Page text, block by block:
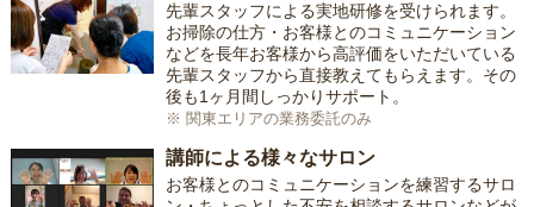
先輩スタッフによる実地研修を受けられます。
お掃除の仕方・お客様とのコミュニケーション
などを長年お客様から高評価をいただいている
先輩スタッフから直接教えてもらえます。その
後も1ヶ月間しっかりサポート。
※ 関東エリアの業務委託のみ
講師による様々なサロン
お客様とのコミュニケーションを練習するサロ